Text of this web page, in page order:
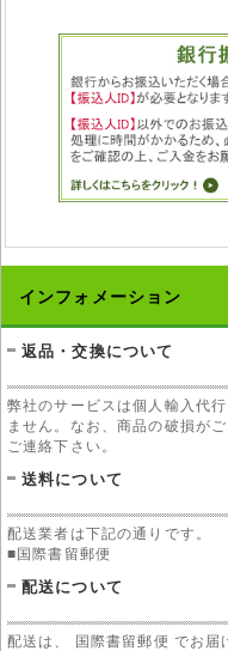
インフォメーション
返品・交換について
弊社のサービスは個人輸入代
ません。なお、商品の破損が
ご連絡下さい。
送料について
配送業者は下記の通りです。
■国際書留郵便
配送について
配送は、 国際書留郵便 でお届